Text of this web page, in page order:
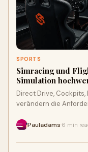
SPORTS
Simracing und
Simulation
Direct Drive,
verändern die
Setups.Simracing
Pauladams 6 min